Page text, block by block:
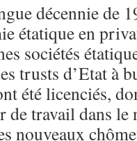
décennie de
étatique en
sociétés
trusts d’Etat à
été licenciés,
de travail dans le
nouveaux